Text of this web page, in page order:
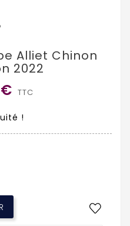
Alliet Chinon
2022
€ TTC
!